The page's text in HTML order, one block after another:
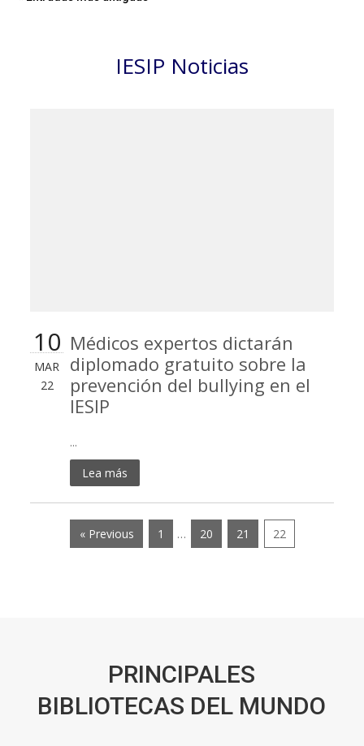
IESIP Noticias
10
MAR
22
Médicos expertos dictarán
diplomado gratuito sobre la
prevención del bullying en el
IESIP
...
Lea más
« Previous 1 … 20 21 22
PRINCIPALES
BIBLIOTECAS DEL MUNDO